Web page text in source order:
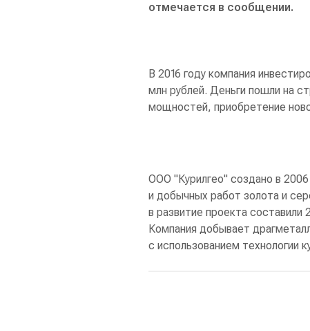
отмечается в сообщении.
В 2016 году компания
млн рублей. Деньги пошли на
мощностей, приобретение
ООО "Курилгео" создано в 2006
и добычных работ золота и
в развитие проекта составили
Компания добывает
с использованием технологии